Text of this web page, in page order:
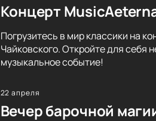
Концерт
Погрузитесь в мир классики на
Чайковского. Откройте для себя
музыкальное событие!
22 апреля
Вечер барочной